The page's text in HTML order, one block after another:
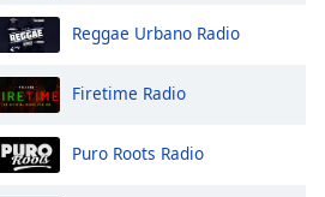
Reggae Urbano Radio
Firetime Radio
Puro Roots Radio